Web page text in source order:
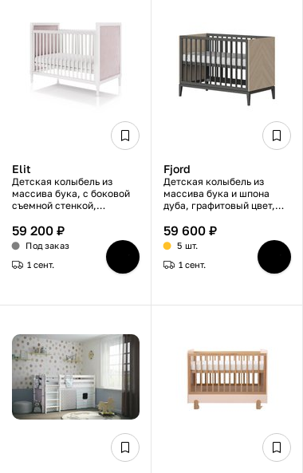
Elit
Детская колыбель из
массива бука, с боковой
съемной стенкой,
розовая, спальное место
70×140 см
59 200 ₽
Под заказ
1 сент.
Fjord
Детская колыбель из
массива бука и шпона
дуба, графитовый цвет,
см, 3 уровня дна
59 600 ₽
5 шт.
1 сент.